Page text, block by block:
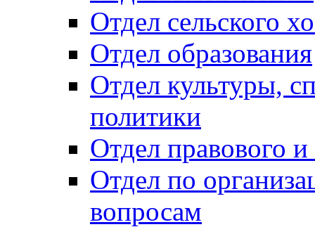
Отдел сельского
Отдел образования
Отдел культуры,
политики
Отдел правового
Отдел по
вопросам